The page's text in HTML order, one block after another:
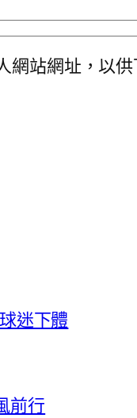
站網址，以
迷下體
前行